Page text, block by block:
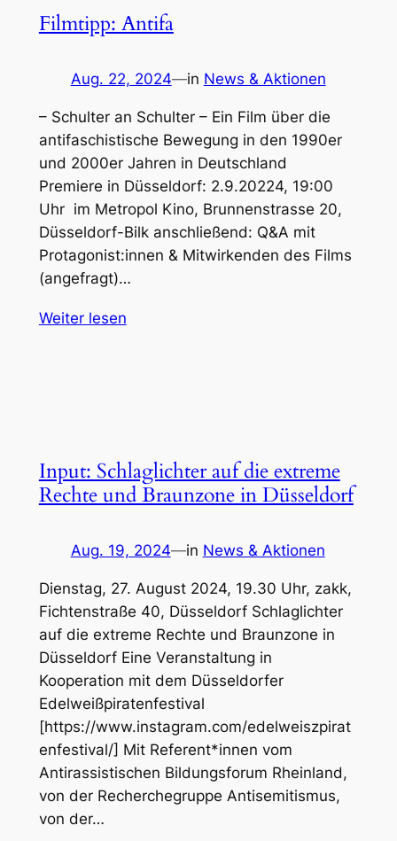
Filmtipp: Antifa
Aug. 22, 2024—in News & Aktionen
– Schulter an Schulter – Ein Film über die
antifaschistische Bewegung in den 1990er
und 2000er Jahren in Deutschland
Premiere in Düsseldorf: 2.9.20224, 19:00
Uhr im Metropol Kino, Brunnenstrasse 20,
Düsseldorf-Bilk anschließend: Q&A mit
Protagonist:innen & Mitwirkenden des Films
(angefragt)…
Weiter lesen
Input: Schlaglichter auf die extreme
Rechte und Braunzone in Düsseldorf
Aug. 19, 2024—in News & Aktionen
Dienstag, 27. August 2024, 19.30 Uhr, zakk,
Fichtenstraße 40, Düsseldorf Schlaglichter
auf die extreme Rechte und Braunzone in
Düsseldorf Eine Veranstaltung in
Kooperation mit dem Düsseldorfer
Edelweißpiratenfestival
[https://www.instagram.com/edelweiszpirat
enfestival/] Mit Referent*innen vom
Antirassistischen Bildungsforum Rheinland,
von der Recherchegruppe Antisemitismus,
von der…